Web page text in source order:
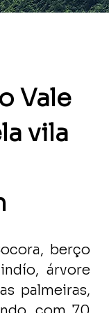
Vale
vila
berço
árvore
palmeiras,